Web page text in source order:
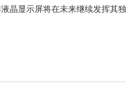
晶显示屏将在未来继续发挥其独